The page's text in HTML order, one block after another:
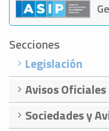
Secciones
Legislación
Avisos Oficiales
Sociedades y